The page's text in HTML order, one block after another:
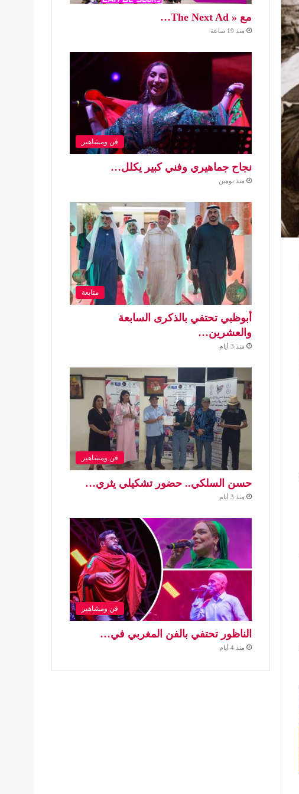
مع « The Next Ad…
منذ 19 ساعة
فن ومشاهير
نجاح جماهيري وفني كبير يكلل…
منذ يومين
متابعة
أبوظبي تحتفي بالذكرى السابعة
والعشرين…
منذ 3 أيام
فن ومشاهير
حسن السلكي.. حضور تشكيلي يثري…
منذ 3 أيام
فن ومشاهير
الناظور تحتفي بالفن المغربي في…
منذ 4 أيام